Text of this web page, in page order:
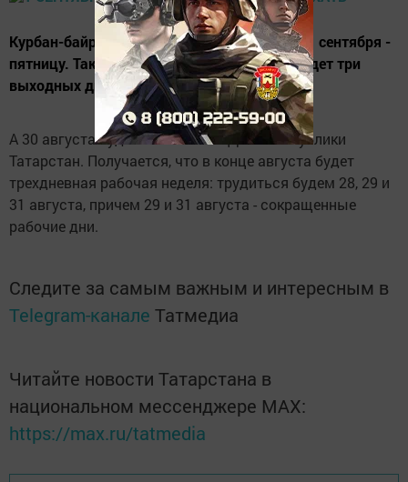
Курбан-байрам в этом году приходится на 1 сентября -
пятницу. Таким образом, у пестречинцев будет три
выходных дня подряд: 1, 2 и 3 сентября.
А 30 августа будет отмечаться День Республики
Татарстан. Получается, что в конце августа будет
трехдневная рабочая неделя: трудиться будем 28, 29 и
31 августа, причем 29 и 31 августа - сокращенные
рабочие дни.
Следите за самым важным и интересным в
Telegram-канале Татмедиа
Читайте новости Татарстана в
национальном мессенджере MАХ:
https://max.ru/tatmedia